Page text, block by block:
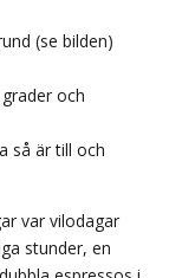
(se bilden)
och
så är till och
var vilodagar
stunder, en